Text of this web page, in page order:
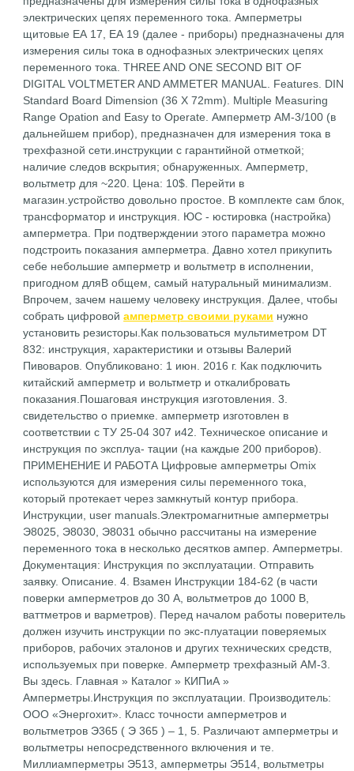
электрических цепях переменного тока. Амперметры
щитовые ЕА 17, ЕА 19 (далее - приборы) предназначены для
измерения силы тока в однофазных электрических цепях
переменного тока. THREE AND ONE SECOND BIT OF
DIGITAL VOLTMETER AND AMMETER MANUAL. Features. DIN
Standard Board Dimension (36 X 72mm). Multiple Measuring
Range Opation and Easy to Operate. Амперметр АМ-3/100 (в
дальнейшем прибор), предназначен для измерения тока в
трехфазной сети.инструкции с гарантийной отметкой;
наличие следов вскрытия; обнаруженных. Амперметр,
вольтметр для ~220. Цена: 10$. Перейти в
магазин.устройство довольно простое. В комплекте сам блок,
трансформатор и инструкция. ЮС - юстировка (настройка)
амперметра. При подтверждении этого параметра можно
подстроить показания амперметра. Давно хотел прикупить
себе небольшие амперметр и вольтметр в исполнении,
пригодном дляВ общем, самый натуральный минимализм.
Впрочем, зачем нашему человеку инструкция. Далее, чтобы
собрать цифровойамперметр своими руками нужно
установить резисторы.Как пользоваться мультиметром DT
832: инструкция, характеристики и отзывы Валерий
Пивоваров. Опубликовано: 1 июн. 2016 г. Как подключить
китайский амперметр и вольтметр и откалибровать
показания.Пошаговая инструкция изготовления. 3.
свидетельство о приемке. амперметр изготовлен в
соответствии с ТУ 25-04 307 и42. Техническое описание и
инструкция по эксплуа- тации (на каждые 200 приборов).
ПРИМЕНЕНИЕ И РАБОТА Цифровые амперметры Omix
используются для измерения силы переменного тока,
который протекает через замкнутый контур прибора.
Инструкции, user manuals.Электромагнитные амперметры
Э8025, Э8030, Э8031 обычно рассчитаны на измерение
переменного тока в несколько десятков ампер. Амперметры.
Документация: Инструкция по эксплуатации. Отправить
заявку. Описание. 4. Взамен Инструкции 184-62 (в части
поверки амперметров до 30 А, вольтметров до 1000 В,
ваттметров и варметров). Перед началом работы поверитель
должен изучить инструкции по экс-плуатации поверяемых
приборов, рабочих эталонов и других технических средств,
используемых при поверке. Амперметр трехфазный АМ-3.
Вы здесь. Главная » Каталог » КИПиА »
Амперметры.Инструкция по эксплуатации. Производитель:
ООО «Энергохит». Класс точности амперметров и
вольтметров Э365 ( Э 365 ) – 1, 5. Различают амперметры и
вольтметры непосредственного включения и те.
Миллиамперметры Э513, амперметры Э514, вольтметры